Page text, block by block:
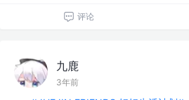
评论
九鹿
3年前